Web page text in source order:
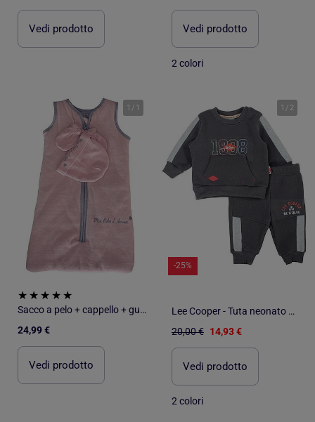
Vedi prodotto Vedi prodotto
2 colori
1 / 1
Sacco a pelo + cappello + guanti Les Chatounets
24,99 €
Vedi prodotto
1 / 2
-25%
Lee Cooper - Tuta neonato maschio
20,00 € 14,93 €
Vedi prodotto
2 colori